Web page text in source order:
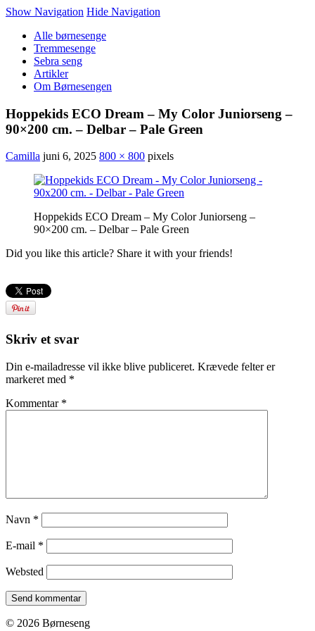
Show Navigation Hide Navigation
Alle børnesenge
Tremmesenge
Sebra seng
Artikler
Om Børnesengen
Hoppekids ECO Dream – My Color Juniorseng –
90×200 cm. – Delbar – Pale Green
Camilla juni 6, 2025 800 × 800 pixels
Hoppekids ECO Dream – My Color Juniorseng –
90×200 cm. – Delbar – Pale Green
Did you like this article? Share it with your friends!
Skriv et svar
Din e-mailadresse vil ikke blive publiceret. Krævede felter er
markeret med *
Kommentar *
Navn *
E-mail *
Websted
© 2026 Børneseng